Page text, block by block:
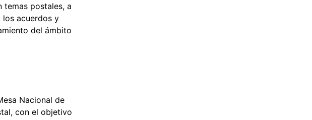
temas postales, a
los acuerdos y
del ámbito
Nacional de
con el objetivo